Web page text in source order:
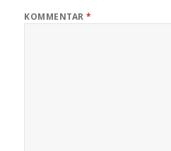
KOMMENTAR*